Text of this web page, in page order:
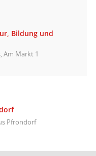
Bildung und
Am Markt 1
Pfrondorf